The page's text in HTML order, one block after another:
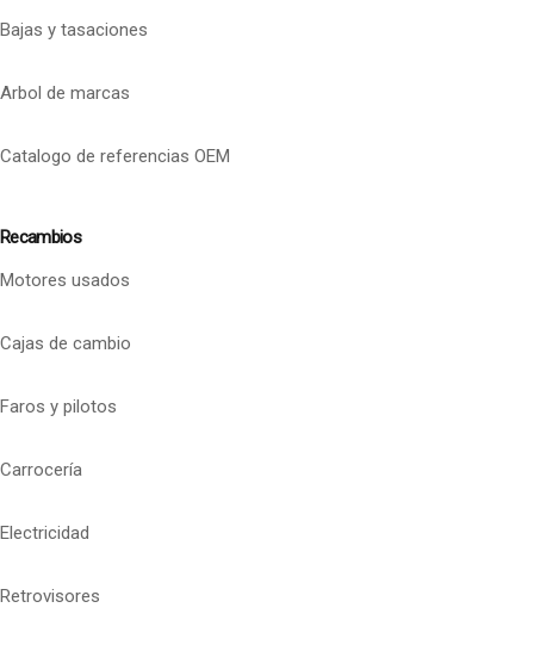
Bajas y tasaciones
Arbol de marcas
Catalogo de referencias OEM
Recambios
Motores usados
Cajas de cambio
Faros y pilotos
Carrocería
Electricidad
Retrovisores